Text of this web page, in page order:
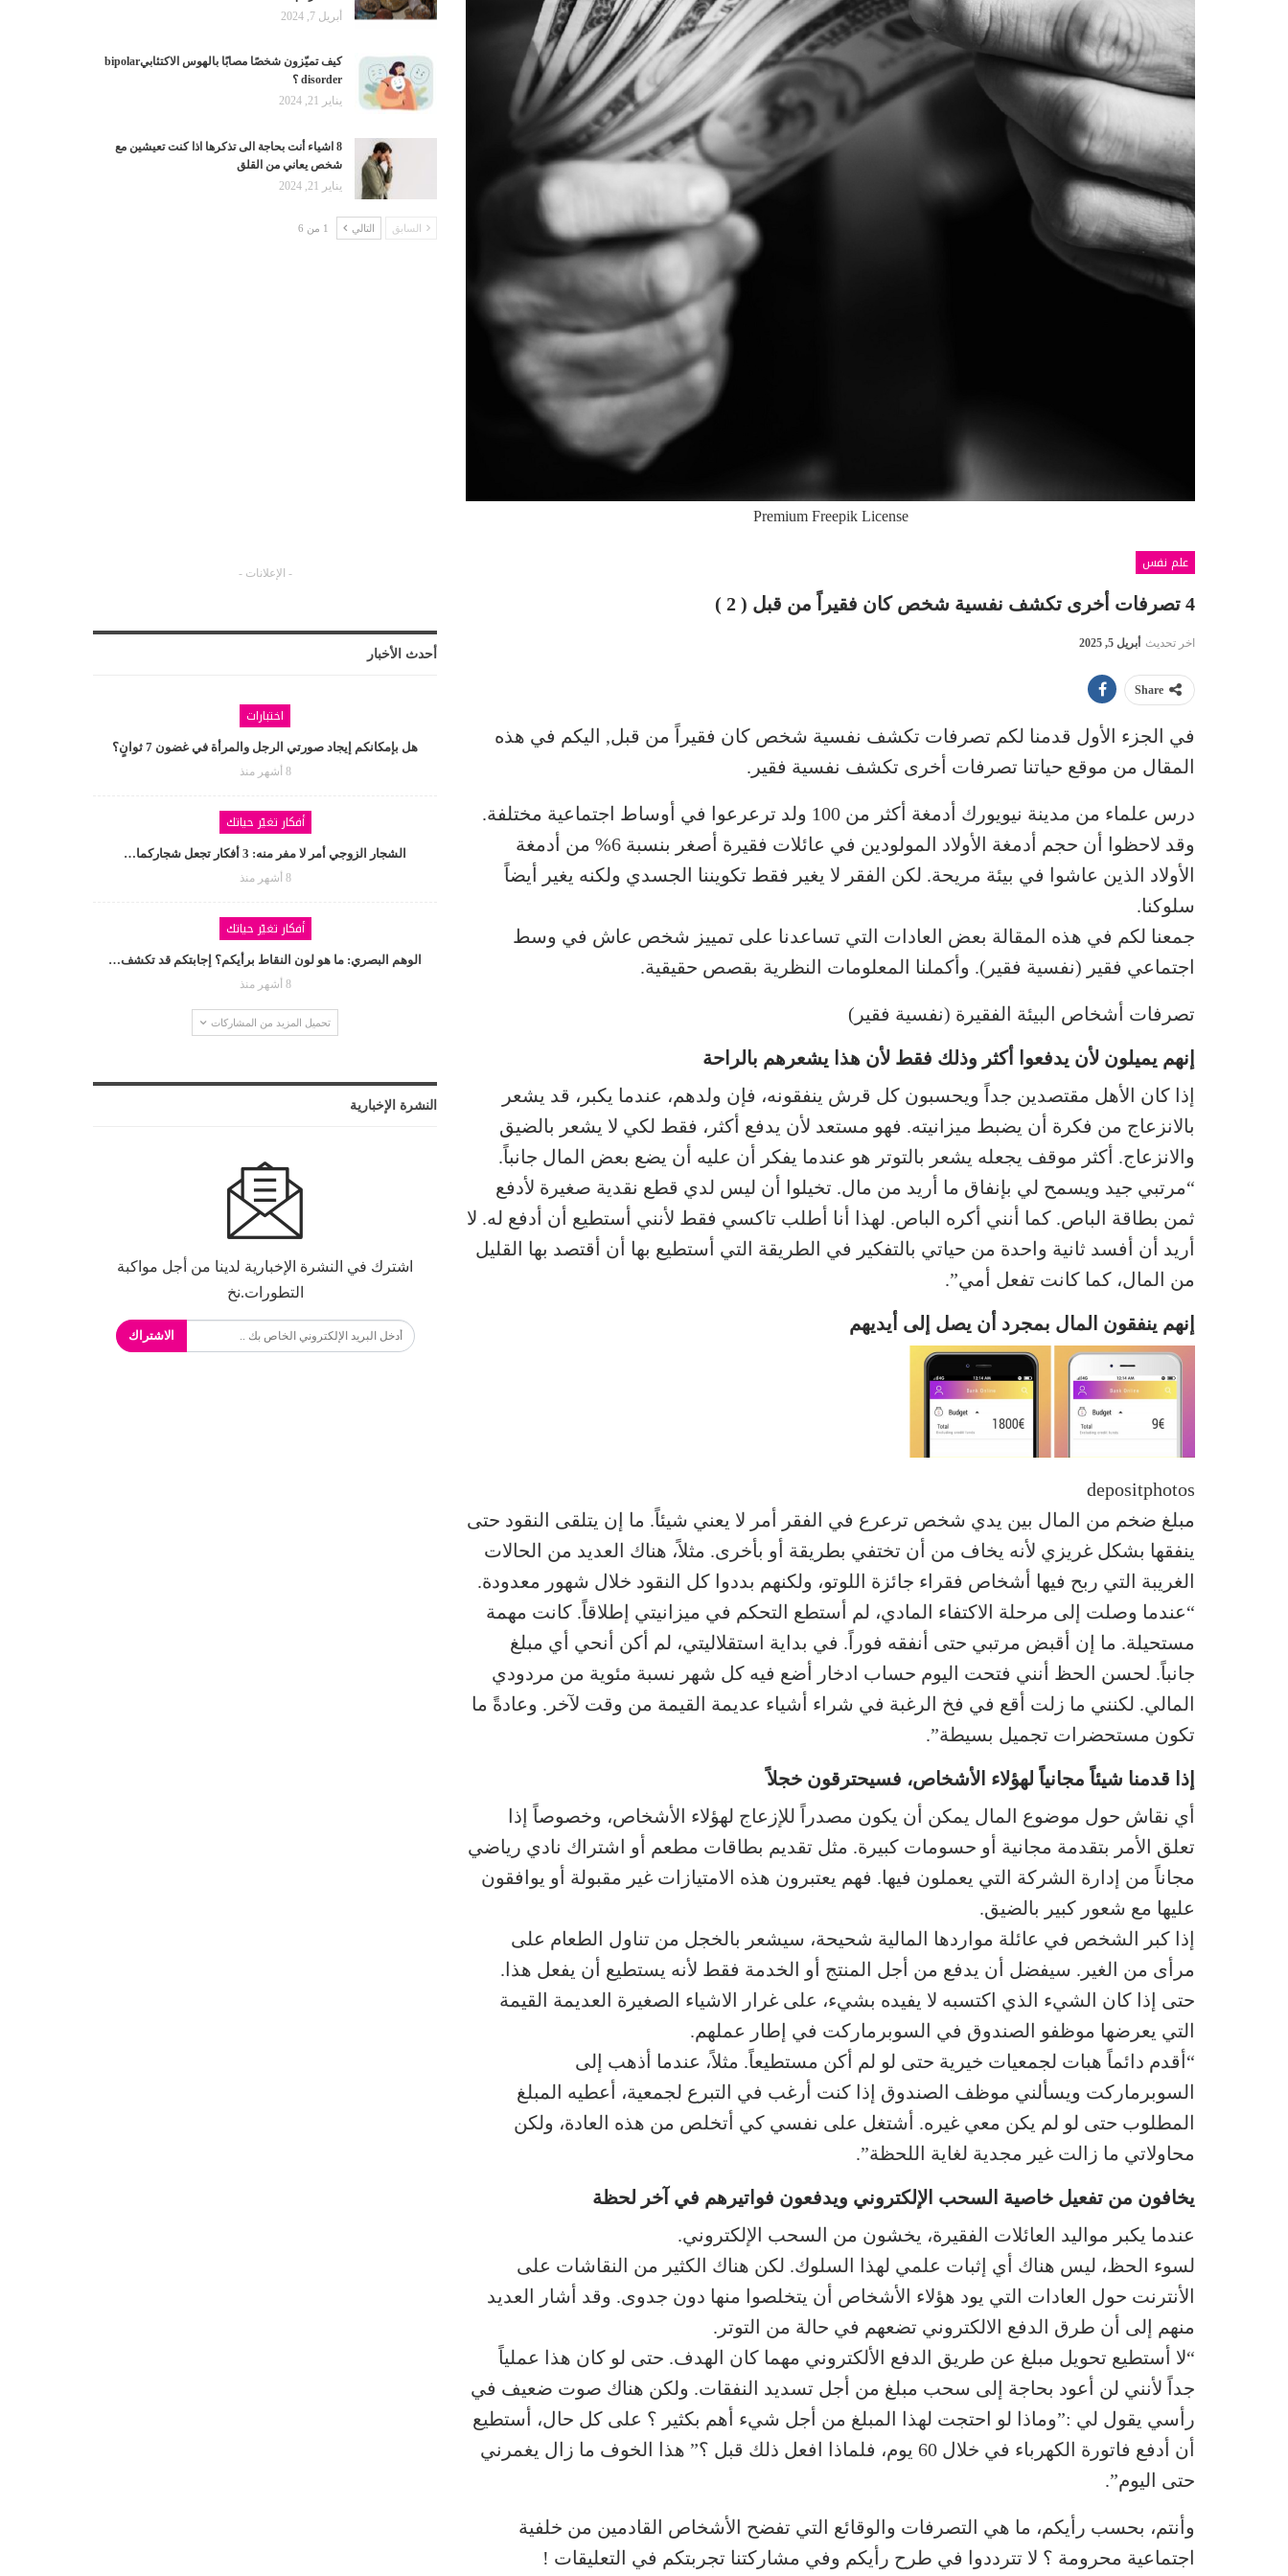
Premium Freepik License
علم نفس
4 تصرفات أخرى تكشف نفسية شخص كان فقيراً من قبل ( 2 )
اخر تحديث أبريل 5, 2025
Share
في الجزء الأول قدمنا لكم تصرفات تكشف نفسية شخص كان فقيراً من قبل, اليكم في هذه
المقال من موقع حياتنا تصرفات أخرى تكشف نفسية فقير.
درس علماء من مدينة نيويورك أدمغة أكثر من 100 ولد ترعرعوا في أوساط اجتماعية مختلفة.
وقد لاحظوا أن حجم أدمغة الأولاد المولودين في عائلات فقيرة أصغر بنسبة 6% من أدمغة
الأولاد الذين عاشوا في بيئة مريحة. لكن الفقر لا يغير فقط تكويننا الجسدي ولكنه يغير أيضاً
سلوكنا.
جمعنا لكم في هذه المقالة بعض العادات التي تساعدنا على تمييز شخص عاش في وسط
اجتماعي فقير (نفسية فقير). وأكملنا المعلومات النظرية بقصص حقيقية.
تصرفات أشخاص البيئة الفقيرة (نفسية فقير)
إنهم يميلون لأن يدفعوا أكثر وذلك فقط لأن هذا يشعرهم بالراحة
إذا كان الأهل مقتصدين جداً ويحسبون كل قرش ينفقونه، فإن ولدهم، عندما يكبر، قد يشعر
بالانزعاج من فكرة أن يضبط ميزانيته. فهو مستعد لأن يدفع أكثر، فقط لكي لا يشعر بالضيق
والانزعاج. أكثر موقف يجعله يشعر بالتوتر هو عندما يفكر أن عليه أن يضع بعض المال جانباً.
“مرتبي جيد ويسمح لي بإنفاق ما أريد من مال. تخيلوا أن ليس لدي قطع نقدية صغيرة لأدفع
ثمن بطاقة الباص. كما أنني أكره الباص. لهذا أنا أطلب تاكسي فقط لأنني أستطيع أن أدفع له. لا
أريد أن أفسد ثانية واحدة من حياتي بالتفكير في الطريقة التي أستطيع بها أن أقتصد بها القليل
من المال، كما كانت تفعل أمي”.
إنهم ينفقون المال بمجرد أن يصل إلى أيديهم
depositphotos
مبلغ ضخم من المال بين يدي شخص ترعرع في الفقر أمر لا يعني شيئاً. ما إن يتلقى النقود حتى
ينفقها بشكل غريزي لأنه يخاف من أن تختفي بطريقة أو بأخرى. مثلاً، هناك العديد من الحالات
الغريبة التي ربح فيها أشخاص فقراء جائزة اللوتو، ولكنهم بددوا كل النقود خلال شهور معدودة.
“عندما وصلت إلى مرحلة الاكتفاء المادي، لم أستطع التحكم في ميزانيتي إطلاقاً. كانت مهمة
مستحيلة. ما إن أقبض مرتبي حتى أنفقه فوراً. في بداية استقلاليتي، لم أكن أنحي أي مبلغ
جانباً. لحسن الحظ أنني فتحت اليوم حساب ادخار أضع فيه كل شهر نسبة مئوية من مردودي
المالي. لكنني ما زلت أقع في فخ الرغبة في شراء أشياء عديمة القيمة من وقت لآخر. وعادةً ما
تكون مستحضرات تجميل بسيطة”.
إذا قدمنا شيئاً مجانياً لهؤلاء الأشخاص، فسيحترقون خجلاً
أي نقاش حول موضوع المال يمكن أن يكون مصدراً للإزعاج لهؤلاء الأشخاص، وخصوصاً إذا
تعلق الأمر بتقدمة مجانية أو حسومات كبيرة. مثل تقديم بطاقات مطعم أو اشتراك نادي رياضي
مجاناً من إدارة الشركة التي يعملون فيها. فهم يعتبرون هذه الامتيازات غير مقبولة أو يوافقون
عليها مع شعور كبير بالضيق.
إذا كبر الشخص في عائلة مواردها المالية شحيحة، سيشعر بالخجل من تناول الطعام على
مرأى من الغير. سيفضل أن يدفع من أجل المنتج أو الخدمة فقط لأنه يستطيع أن يفعل هذا.
حتى إذا كان الشيء الذي اكتسبه لا يفيده بشيء، على غرار الاشياء الصغيرة العديمة القيمة
التي يعرضها موظفو الصندوق في السوبرماركت في إطار عملهم.
“أقدم دائماً هبات لجمعيات خيرية حتى لو لم أكن مستطيعاً. مثلاً، عندما أذهب إلى
السوبرماركت ويسألني موظف الصندوق إذا كنت أرغب في التبرع لجمعية، أعطيه المبلغ
المطلوب حتى لو لم يكن معي غيره. أشتغل على نفسي كي أتخلص من هذه العادة، ولكن
محاولاتي ما زالت غير مجدية لغاية اللحظة”.
يخافون من تفعيل خاصية السحب الإلكتروني ويدفعون فواتيرهم في آخر لحظة
عندما يكبر مواليد العائلات الفقيرة، يخشون من السحب الإلكتروني.
لسوء الحظ، ليس هناك أي إثبات علمي لهذا السلوك. لكن هناك الكثير من النقاشات على
الأنترنت حول العادات التي يود هؤلاء الأشخاص أن يتخلصوا منها دون جدوى. وقد أشار العديد
منهم إلى أن طرق الدفع الالكتروني تضعهم في حالة من التوتر.
“لا أستطيع تحويل مبلغ عن طريق الدفع الألكتروني مهما كان الهدف. حتى لو كان هذا عملياً
جداً لأنني لن أعود بحاجة إلى سحب مبلغ من أجل تسديد النفقات. ولكن هناك صوت ضعيف في
رأسي يقول لي :”وماذا لو احتجت لهذا المبلغ من أجل شيء أهم بكثير ؟ على كل حال، أستطيع
أن أدفع فاتورة الكهرباء في خلال 60 يوم، فلماذا افعل ذلك قبل ؟” هذا الخوف ما زال يغمرني
حتى اليوم”.
وأنتم، بحسب رأيكم، ما هي التصرفات والوقائع التي تفضح الأشخاص القادمين من خلفية
اجتماعية محرومة ؟ لا تترددوا في طرح رأيكم وفي مشاركتنا تجربتكم في التعليقات !
أبريل 7, 2024
كيف تميّزون شخصًا مصابًا بالهوس الاكتئابيbipolar
disorder ؟
يناير 21, 2024
8 اشياء أنت بحاجة الى تذكرها اذا كنت تعيشين مع
شخص يعاني من القلق
يناير 21, 2024
السابق التالي 1 من 6
- الإعلانات -
أحدث الأخبار
اختبارات
هل بإمكانكم إيجاد صورتي الرجل والمرأة في غضون 7 ثوانٍ؟
8 أشهر منذ
أفكار تغيّر حياتك
الشجار الزوجي أمر لا مفر منه: 3 أفكار تجعل شجاركما…
8 أشهر منذ
أفكار تغيّر حياتك
الوهم البصري: ما هو لون النقاط برأيكم؟ إجابتكم قد تكشف…
8 أشهر منذ
تحميل المزيد من المشاركات
النشرة الإخبارية
اشترك في النشرة الإخبارية لدينا من أجل مواكبة
التطورات.نخ
الاشتراك